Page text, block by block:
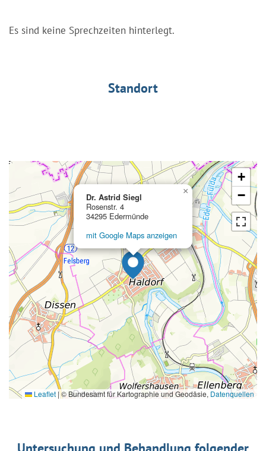
Es sind keine Sprechzeiten hinterlegt.
Standort
Dr. Astrid Siegl
Rosenstr. 4
34295 Edermünde
mit Google Maps anzeigen
×
+
−
Leaflet |© Bundesamt für Kartographie und Geodäsie, Datenquellen